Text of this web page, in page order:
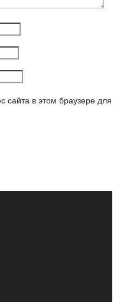
сайта в этом браузере для